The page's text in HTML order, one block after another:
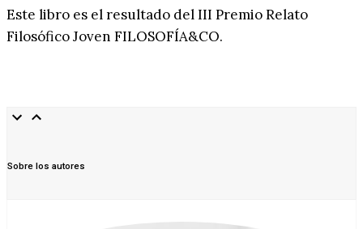
Este libro es el resultado del III Premio Relato
Filosófico Joven FILOSOFÍA&CO.
Sobre los autores